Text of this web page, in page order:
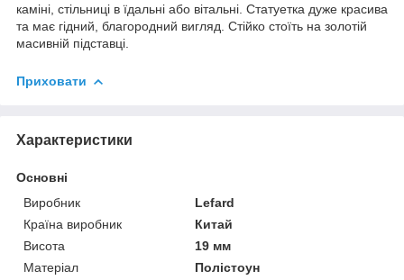
каміні, стільниці в їдальні або вітальні. Статуетка дуже красива
та має гідний, благородний вигляд. Стійко стоїть на золотій
масивній підставці.
Приховати
Характеристики
Основні
Виробник
Lefard
Країна виробник
Китай
Висота
19 мм
Матеріал
Полістоун